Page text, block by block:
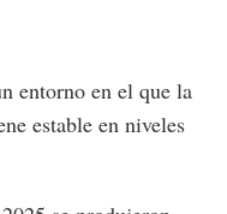
entorno en el que la
estable en niveles